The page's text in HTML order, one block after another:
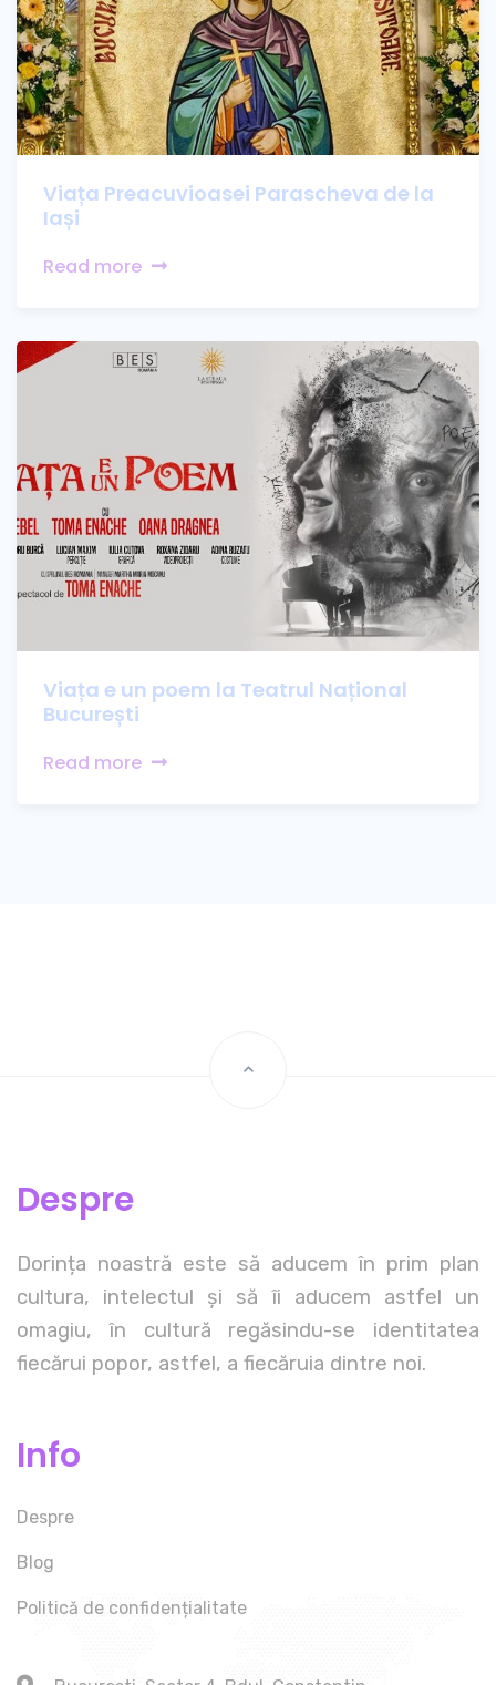
Viața Preacuvioasei Parascheva de la
Iași
Read more
Viața e un poem la Teatrul Național
București
Read more
Despre
Dorința noastră este să aducem în prim plan
cultura, intelectul și să îi aducem astfel un
omagiu, în cultură regăsindu-se identitatea
fiecărui popor, astfel, a fiecăruia dintre noi.
Info
Despre
Blog
Politică de confidențialitate